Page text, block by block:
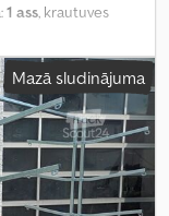
1 ass, krautuves
195/70R14,
Mazā sludinājuma